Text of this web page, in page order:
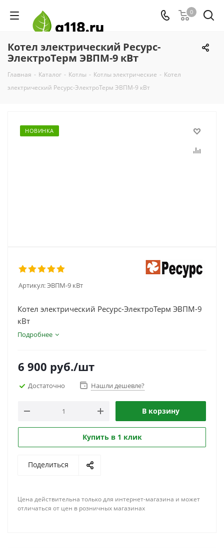
0
Котел электрический Ресурс-
ЭлектроТерм ЭВПМ-9 кВт
Главная - Каталог - Котлы - Котлы электрические - Котел
электрический Ресурс-ЭлектроТерм ЭВПМ-9 кВт
НОВИНКА
Артикул:ЭВПМ-9 кВт
Котел электрический Ресурс-ЭлектроТерм ЭВПМ-9
кВт
Подробнее
6 900 руб./шт
Достаточно Нашли дешевле?
В корзину
Купить в 1 клик
Поделиться
Цена действительна только для интернет-магазина и может
отличаться от цен в розничных магазинах